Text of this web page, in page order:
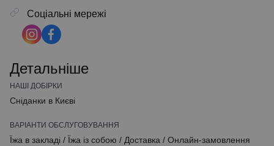
Соціальні мережі
Детальніше
НАШІ ДОБІРКИ
Сніданки в Києві
ВАРІАНТИ ОБСЛУГОВУВАННЯ
Їжа в закладі / Їжа із собою / Доставка / Онлайн-замовлення